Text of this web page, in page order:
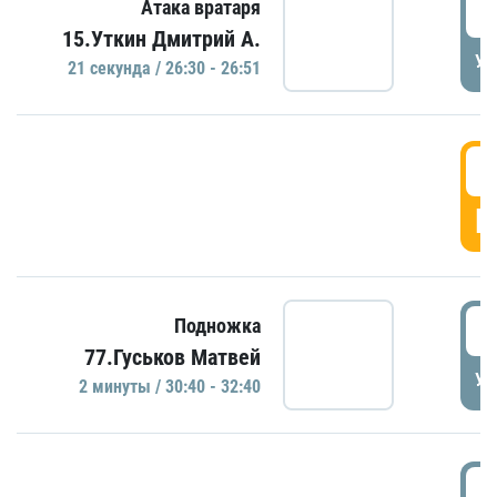
Атака вратаря
15.Уткин Дмитрий А.
21 секундa / 26:30 - 26:51
Подножка
77.Гуськов Матвей
2 минуты / 30:40 - 32:40